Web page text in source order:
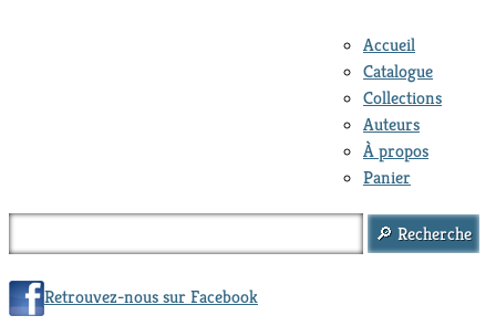
Accueil
Catalogue
Collections
Auteurs
À propos
Panier
Retrouvez-nous sur Facebook